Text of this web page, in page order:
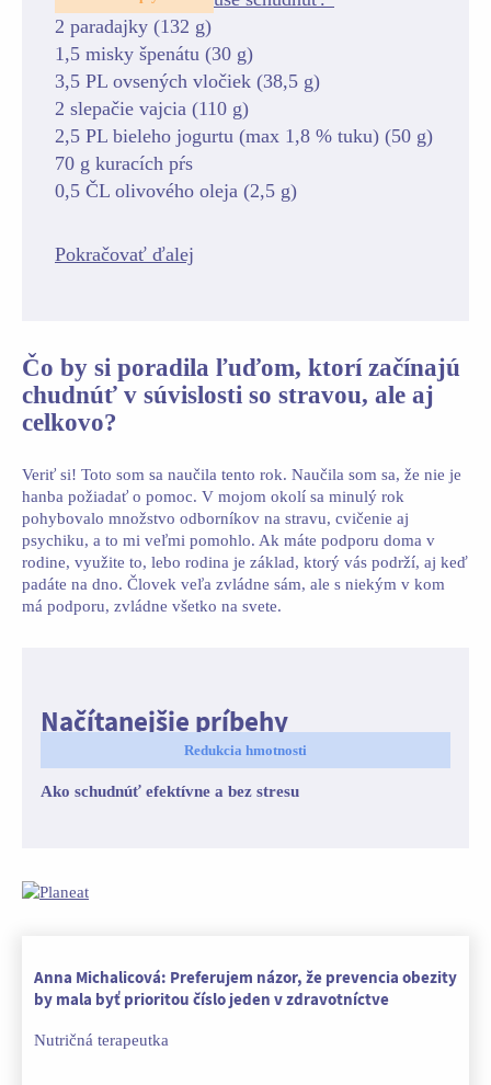
2 paradajky (132 g)
1,5 misky špenátu (30 g)
3,5 PL ovsených vločiek (38,5 g)
2 slepačie vajcia (110 g)
2,5 PL bieleho jogurtu (max 1,8 % tuku) (50 g)
70 g kuracích pŕs
0,5 ČL olivového oleja (2,5 g)
Pokračovať ďalej
Čo by si poradila ľuďom, ktorí začínajú
chudnúť v súvislosti so stravou, ale aj
celkovo?
Veriť si! Toto som sa naučila tento rok. Naučila som sa, že nie je
hanba požiadať o pomoc. V mojom okolí sa minulý rok
pohybovalo množstvo odborníkov na stravu, cvičenie aj
psychiku, a to mi veľmi pomohlo. Ak máte podporu doma v
rodine, využite to, lebo rodina je základ, ktorý vás podrží, aj keď
padáte na dno. Človek veľa zvládne sám, ale s niekým v kom
má podporu, zvládne všetko na svete.
Načítanejšie príbehy
Redukcia hmotnosti
Ako schudnúť efektívne a bez stresu
Anna Michalicová: Preferujem názor, že prevencia obezity
by mala byť prioritou číslo jeden v zdravotníctve
Nutričná terapeutka